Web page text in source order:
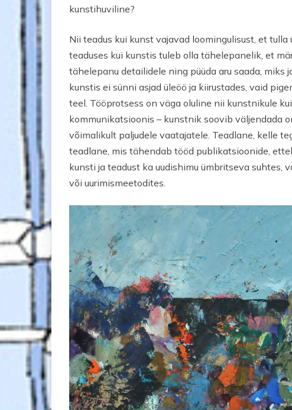
kunstihuviline?
Nii teadus kui kunst vajavad loomingulisust, et
teaduses kui kunstis tuleb olla tähelepanelik, et
tähelepanu detailidele ning püüda aru saada, miks
kunstis ei sünni asjad üleöö ja kiirustades, vaid
teel. Tööprotsess on väga oluline nii kunstnikule
kommunikatsioonis – kunstnik soovib väljendada
võimalikult paljudele vaatajatele. Teadlane, kelle
teadlane, mis tähendab tööd publikatsioonide,
kunsti ja teadust ka uudishimu ümbritseva suhtes,
või uurimismeetodites.